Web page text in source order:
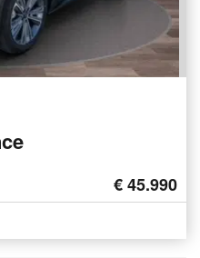
€ 45.990